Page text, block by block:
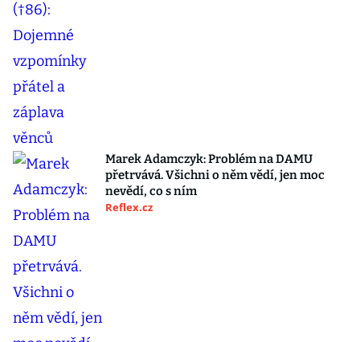
Marek Adamczyk: Problém na DAMU
přetrvává. Všichni o něm vědí, jen moc
nevědí, co s ním
Reflex.cz